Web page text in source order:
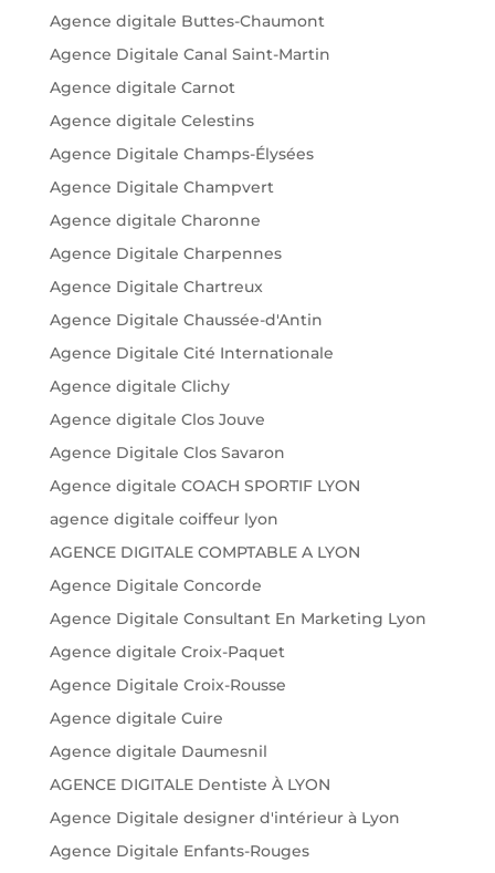
Agence digitale Buttes-Chaumont
Agence Digitale Canal Saint-Martin
Agence digitale Carnot
Agence digitale Celestins
Agence Digitale Champs-Élysées
Agence Digitale Champvert
Agence digitale Charonne
Agence Digitale Charpennes
Agence Digitale Chartreux
Agence Digitale Chaussée-d'Antin
Agence Digitale Cité Internationale
Agence digitale Clichy
Agence digitale Clos Jouve
Agence Digitale Clos Savaron
Agence digitale COACH SPORTIF LYON
agence digitale coiffeur lyon
AGENCE DIGITALE COMPTABLE A LYON
Agence Digitale Concorde
Agence Digitale Consultant En Marketing Lyon
Agence digitale Croix-Paquet
Agence Digitale Croix-Rousse
Agence digitale Cuire
Agence digitale Daumesnil
AGENCE DIGITALE Dentiste À LYON
Agence Digitale designer d'intérieur à Lyon
Agence Digitale Enfants-Rouges